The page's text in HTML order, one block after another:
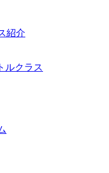
紹介
ルクラス